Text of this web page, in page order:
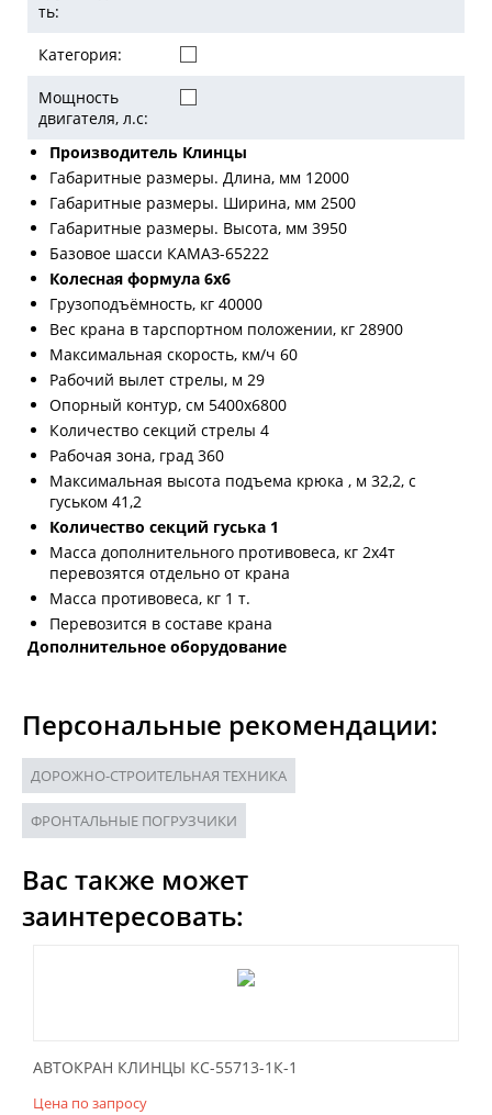
ть:
Категория:
Мощность
двигателя, л.с:
Производитель Клинцы
Габаритные размеры. Длина, мм 12000
Габаритные размеры. Ширина, мм 2500
Габаритные размеры. Высота, мм 3950
Базовое шасси КАМАЗ-65222
Колесная формула 6х6
Грузоподъёмность, кг 40000
Вес крана в тарспортном положении, кг 28900
Максимальная скорость, км/ч 60
Рабочий вылет стрелы, м 29
Опорный контур, см 5400х6800
Количество секций стрелы 4
Рабочая зона, град 360
Максимальная высота подъема крюка , м 32,2, с
гуськом 41,2
Количество секций гуська 1
Масса дополнительного противовеса, кг 2х4т
перевозятся отдельно от крана
Масса противовеса, кг 1 т.
Перевозится в составе крана
Дополнительное оборудование
Персональные рекомендации:
ДОРОЖНО-СТРОИТЕЛЬНАЯ ТЕХНИКА
ФРОНТАЛЬНЫЕ ПОГРУЗЧИКИ
Вас также может
заинтересовать:
АВТОКРАН КЛИНЦЫ КС-55713-1К-1
Цена по запросу